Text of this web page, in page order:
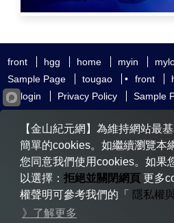
front hgg home myin
Sample Page
tougao • front
mylogin
Privacy Policy Sample
友好鏈接 追查國際 新唐人電視
大紀元時報
希望之聲 全球退黨
無界網
Copyright © 2020-2026 金山紀元
【金山紀元網】為維持網站最
簡單的cookies。如繼續瀏覽本
您同意我們使用cookies。如果
以選擇： 拒絕並關閉網頁更多
權聲明可參考我們的「
隱私權
》了解更多